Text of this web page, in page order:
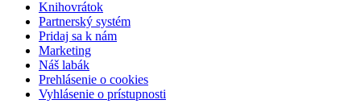
Knihovrátok
Partnerský systém
Pridaj sa k nám
Marketing
Náš labák
Prehlásenie o cookies
Vyhlásenie o prístupnosti